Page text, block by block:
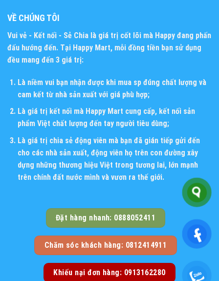
VỀ CHÚNG TÔI
Vui vẻ - Kết nối - Sẻ Chia là giá trị cốt lõi mà Happy đang phấn
đấu hướng đến. Tại Happy Mart, mỗi đồng tiền bạn sử dụng
đều mang đến 3 giá trị:
Là niềm vui bạn nhận được khi mua sp đúng chất lượng và
cam kết từ nhà sản xuất với giá phù hợp;
Là giá trị kết nối mà Happy Mart cung cấp, kết nối sản
phẩm Việt chất lượng đến tay người tiêu dùng;
Là giá trị chia sẻ động viên mà bạn đã gián tiếp gửi đến
cho các nhà sản xuất, động viên họ trên con đường xây
dựng những thương hiệu Việt trong tương lai, lớn mạnh
trên chính đất nước mình và vươn ra thế giới.
Đặt hàng nhanh: 0888052411
Chăm sóc khách hàng: 0812414911
Khiếu nại đơn hàng: 0913162280